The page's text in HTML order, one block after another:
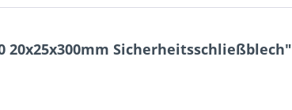
20x25x300mm Sicherheitsschließblech"